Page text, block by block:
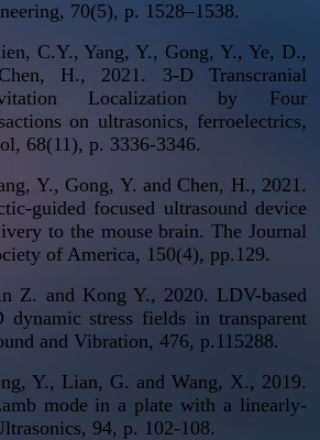
, 70(5), p. 1528–1538.
C.Y., Yang, Y., Gong, Y., Ye, D.,
H., 2021. 3-D Transcranial
Localization by Four
on ultrasonics, ferroelectrics,
, 68(11), p. 3336-3346.
Y., Gong, Y. and Chen, H., 2021.
guided focused ultrasound device
to the mouse brain.The Journal
of America, 150(4), pp.129.
Z. and Kong Y., 2020. LDV-based
dynamic stress fields in transparent
and Vibration, 476, p.115288.
Y., Lian, G. and Wang, X., 2019.
mode in a plate with a linearly-
, 94, p. 102-108.